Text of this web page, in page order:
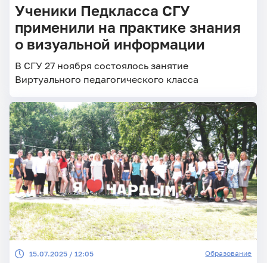
Ученики Педкласса СГУ
применили на практике знания
о визуальной информации
В СГУ 27 ноября состоялось занятие
Виртуального педагогического класса
15.07.2025 / 12:05 Образование